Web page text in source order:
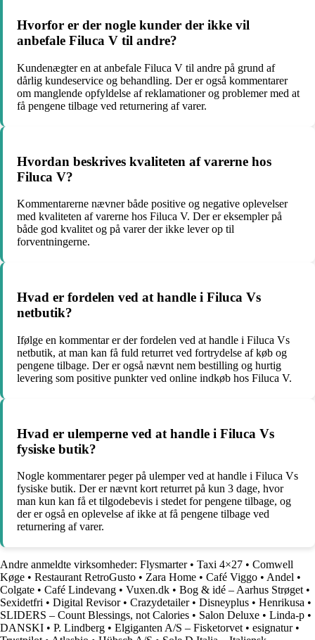
Hvorfor er der nogle kunder der ikke vil
anbefale Filuca V til andre?
Kundenægter en at anbefale Filuca V til andre på grund af
dårlig kundeservice og behandling. Der er også kommentarer
om manglende opfyldelse af reklamationer og problemer med at
få pengene tilbage ved returnering af varer.
Hvordan beskrives kvaliteten af varerne hos
Filuca V?
Kommentarerne nævner både positive og negative oplevelser
med kvaliteten af varerne hos Filuca V. Der er eksempler på
både god kvalitet og på varer der ikke lever op til
forventningerne.
Hvad er fordelen ved at handle i Filuca Vs
netbutik?
Ifølge en kommentar er der fordelen ved at handle i Filuca Vs
netbutik, at man kan få fuld returret ved fortrydelse af køb og
pengene tilbage. Der er også nævnt nem bestilling og hurtig
levering som positive punkter ved online indkøb hos Filuca V.
Hvad er ulemperne ved at handle i Filuca Vs
fysiske butik?
Nogle kommentarer peger på ulemper ved at handle i Filuca Vs
fysiske butik. Der er nævnt kort returret på kun 3 dage, hvor
man kun kan få et tilgodebevis i stedet for pengene tilbage, og
der er også en oplevelse af ikke at få pengene tilbage ved
returnering af varer.
Andre anmeldte virksomheder: Flysmarter• Taxi 4×27 • Comwell
Køge • Restaurant RetroGusto • Zara Home • Café Viggo • Andel •
Colgate • Café Lindevang • Vuxen.dk • Bog & idé – Aarhus Strøget •
Sexidetfri • Digital Revisor• Crazydetailer• Disneyplus • Henrikusa •
SLIDERS – Count Blessings, not Calories • Salon Deluxe • Linda-p •
DANSKI • P. Lindberg • Elgiganten A/S – Fisketorvet • esignatur•